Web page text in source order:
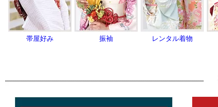
帯屋好み 振袖 レンタル着物